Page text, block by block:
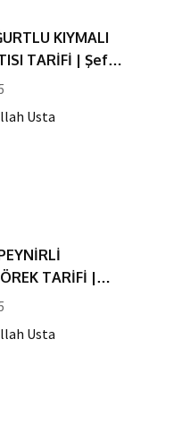
KIYMALI
TARİFİ | Şef
Pratik ve
Usta
TARİFİ |
Pratik
Usta